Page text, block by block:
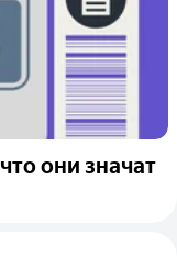
они значат